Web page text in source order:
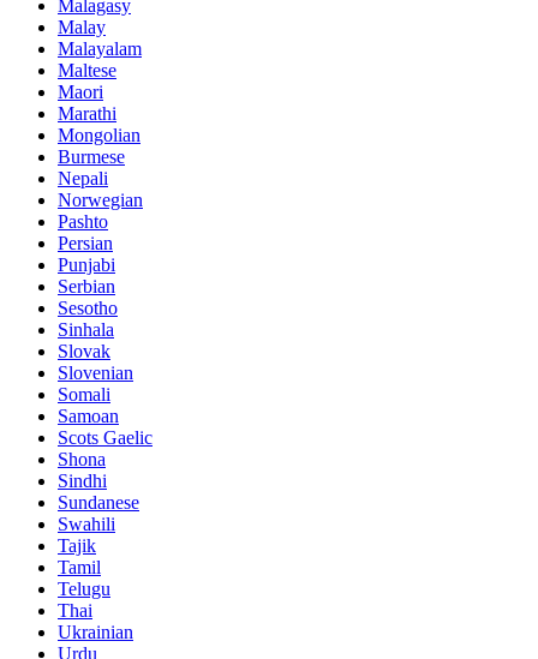
Malagasy
Malay
Malayalam
Maltese
Maori
Marathi
Mongolian
Burmese
Nepali
Norwegian
Pashto
Persian
Punjabi
Serbian
Sesotho
Sinhala
Slovak
Slovenian
Somali
Samoan
Scots Gaelic
Shona
Sindhi
Sundanese
Swahili
Tajik
Tamil
Telugu
Thai
Ukrainian
Urdu